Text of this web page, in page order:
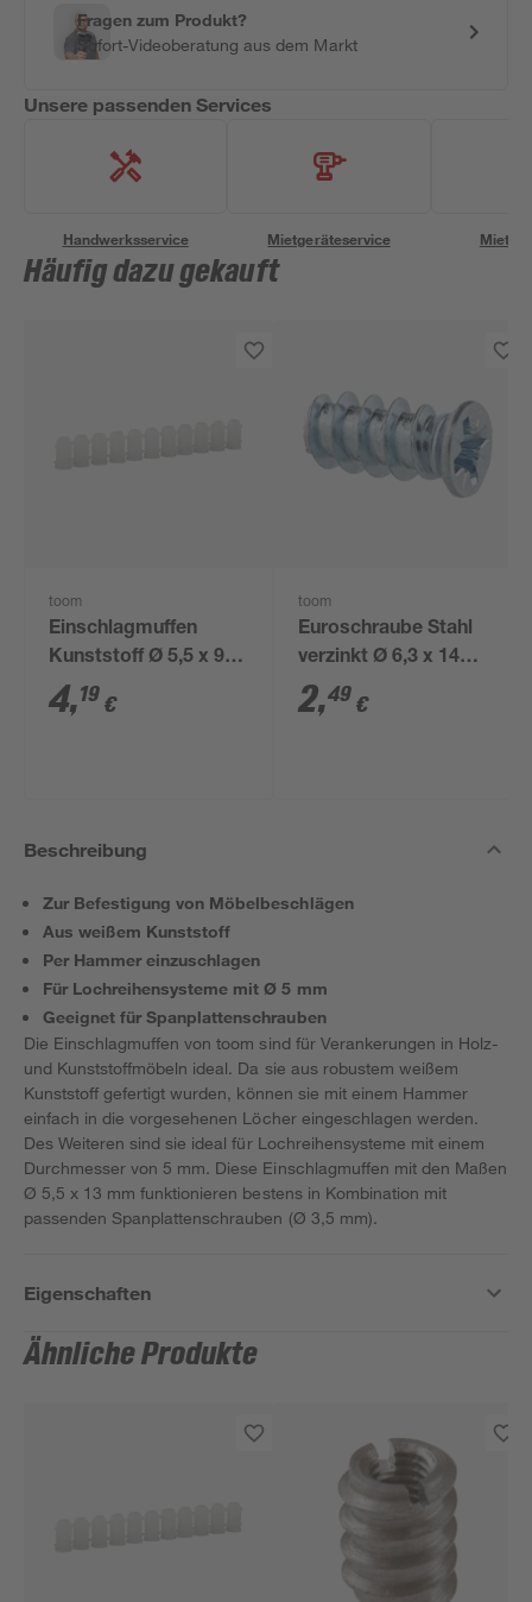
Fragen zum Produkt?
Sofort-Videoberatung aus dem Markt
Unsere passenden Services
Handwerksservice Mietgeräteservice
Häufig dazu gekauft
toom
Einschlagmuffen
Kunststoff Ø 5,5 x 9,5
mm 40 Stück
4,19 €
toom
Euroschraube Stahl
verzinkt Ø 6,3 x 14
mm 40 Stück
2,49 €
Beschreibung
Zur Befestigung von Möbelbeschlägen
Aus weißem Kunststoff
Per Hammer einzuschlagen
Für Lochreihensysteme mit Ø 5 mm
Geeignet für Spanplattenschrauben
Die Einschlagmuffen von toom sind für Verankerungen in Holz-
und Kunststoffmöbeln ideal. Da sie aus robustem weißem
Kunststoff gefertigt wurden, können sie mit einem Hammer
einfach in die vorgesehenen Löcher eingeschlagen werden.
Des Weiteren sind sie ideal für Lochreihensysteme mit einem
Durchmesser von 5 mm. Diese Einschlagmuffen mit den Maßen
Ø 5,5 x 13 mm funktionieren bestens in Kombination mit
passenden Spanplattenschrauben (Ø 3,5 mm).
Eigenschaften
Ähnliche Produkte